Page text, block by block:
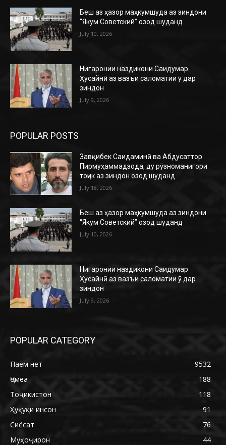
Беш аз ҳазор маҳкумшуда аз зиндони
“Якум Советский” озод шуданд
July 10, 2026
Нигаронии наздикони Саидумар
Ҳусайнӣ аз вазъи саломатии ӯ дар
зиндон
July 9, 2026
POPULAR POSTS
Завқибек Саидаминӣ ва Абдусаттор
Пирмуҳаммадзода, ду рӯзноманигори
тоҷик аз зиндон озод шуданд
July 18, 2026
Беш аз ҳазор маҳкумшуда аз зиндони
“Якум Советский” озод шуданд
July 10, 2026
Нигаронии наздикони Саидумар
Ҳусайнӣ аз вазъи саломатии ӯ дар
зиндон
July 9, 2026
POPULAR CATEGORY
Паём нет
9532
Ҷомеа
188
Тоҷикистон
118
Ҳуқуқи инсон
91
Сиёсат
76
Муҳоҷирон
44